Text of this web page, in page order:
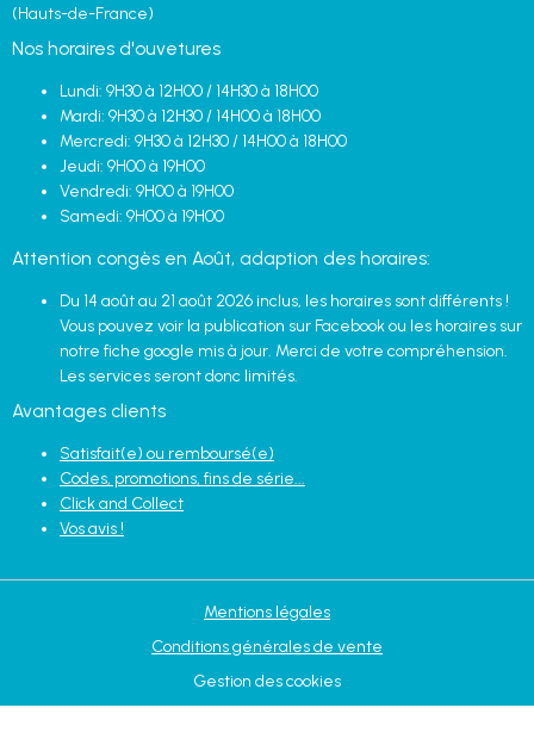
(Hauts-de-France)
Nos horaires d'ouvetures
Lundi: 9H30 à 12H00 / 14H30 à 18H00
Mardi: 9H30 à 12H30 / 14H00 à 18H00
Mercredi: 9H30 à 12H30 / 14H00 à 18H00
Jeudi: 9H00 à 19H00
Vendredi: 9H00 à 19H00
Samedi: 9H00 à 19H00
Attention congès en Août, adaption des horaires:
Du 14 août au 21 août 2026 inclus, les horaires sont différents !
Vous pouvez voir la publication sur Facebook ou les horaires sur
notre fiche google mis à jour. Merci de votre compréhension.
Les services seront donc limités.
Avantages clients
Satisfait(e) ou remboursé(e)
Codes, promotions, fins de série...
Click and Collect
Vos avis !
Mentions légales
Conditions générales de vente
Gestion des cookies